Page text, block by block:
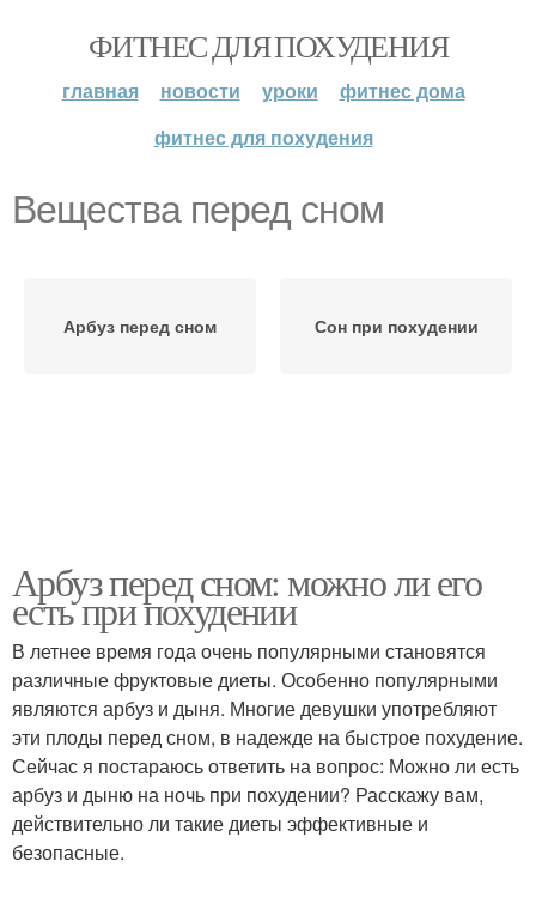
ФИТНЕС ДЛЯ ПОХУДЕНИЯ
главная новости уроки
фитнес дома
фитнес для похудения
Вещества перед сном
Арбуз перед сном Сон при похудении
Арбуз перед сном: можно ли его
есть при похудении
В летнее время года очень популярными становятся
различные фруктовые диеты. Особенно популярными
являются арбуз и дыня. Многие девушки употребляют
эти плоды перед сном, в надежде на быстрое похудение.
Сейчас я постараюсь ответить на вопрос: Можно ли есть
арбуз и дыню на ночь при похудении? Расскажу вам,
действительно ли такие диеты эффективные и
безопасные.